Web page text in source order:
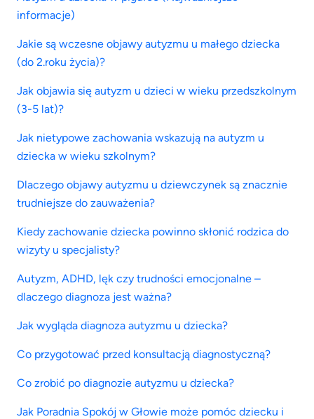
informacje)
Jakie są wczesne objawy autyzmu u małego dziecka
(do 2.roku życia)?
Jak objawia się autyzm u dzieci w wieku przedszkolnym
(3-5 lat)?
Jak nietypowe zachowania wskazują na autyzm u
dziecka w wieku szkolnym?
Dlaczego objawy autyzmu u dziewczynek są znacznie
trudniejsze do zauważenia?
Kiedy zachowanie dziecka powinno skłonić rodzica do
wizyty u specjalisty?
Autyzm, ADHD, lęk czy trudności emocjonalne –
dlaczego diagnoza jest ważna?
Jak wygląda diagnoza autyzmu u dziecka?
Co przygotować przed konsultacją diagnostyczną?
Co zrobić po diagnozie autyzmu u dziecka?
Jak Poradnia Spokój w Głowie może pomóc dziecku i